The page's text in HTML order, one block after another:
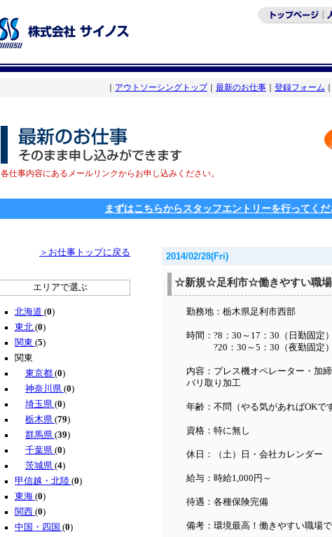
アウトソーシングトップ｜ 最新のお仕事 登録フォーム
各仕事内容にあるメールリンクからお申し込みください。
まずはこちらからスタッフエントリーを行ってくだ
＞お仕事トップに戻る
エリアで選ぶ
北海道 (0)
東北 (0)
関東 (5)
関東
東京都 (0)
神奈川県 (0)
埼玉県 (0)
栃木県 (79)
群馬県 (39)
千葉県 (0)
茨城県 (4)
甲信越・北陸 (0)
東海 (0)
関西 (0)
中国・四国 (0)
2014/02/28(Fri)
☆新規☆足利市☆働きやすい職
勤務地：栃木県足利市西部
時間：?8：30～17：30（日勤固定）
?20：30～5：30（夜勤固定）
内容：プレス機オペレーター・加締
バリ取り加工
年齢：不問（やる気があればOKで
資格：特に無し
休日：（土）日・会社カレンダー
給与：時給1,000円～
待遇：各種保険完備
備考：環境最高！働きやすい職場で